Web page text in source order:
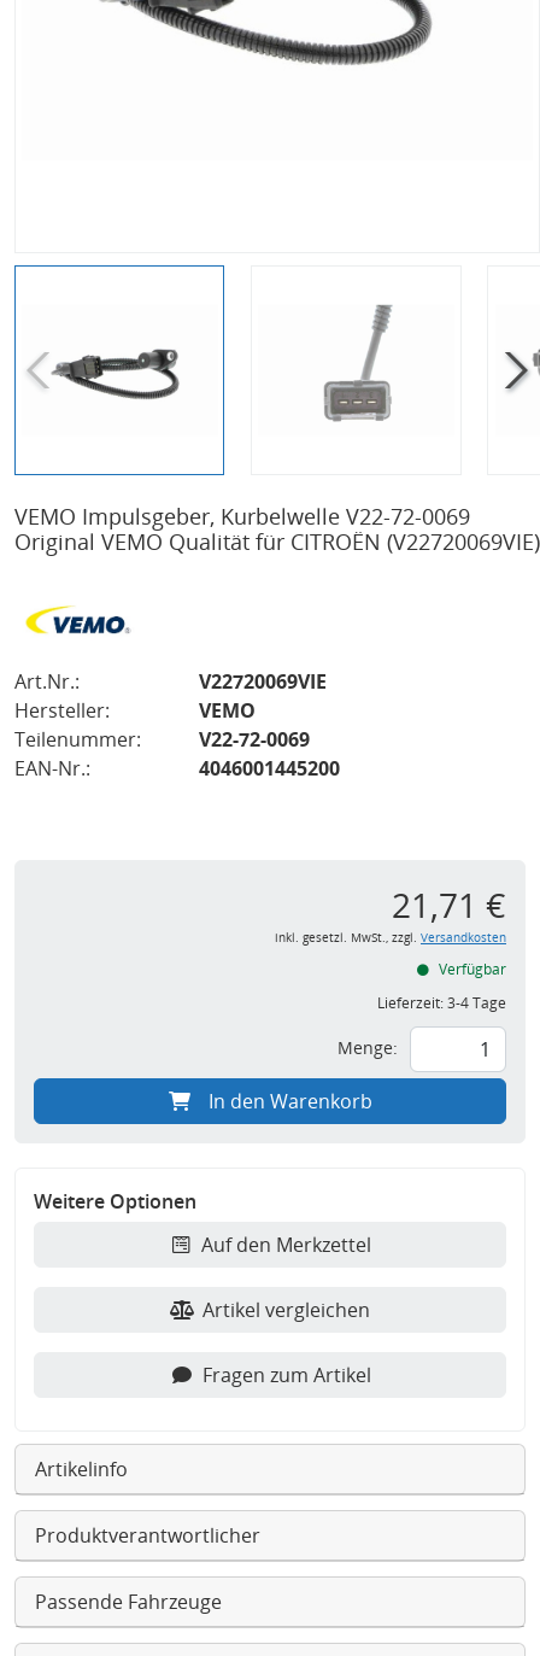
VEMO Impulsgeber, Kurbelwelle V22-72-0069
Original VEMO Qualität für CITROËN (V22720069VIE)
Art.Nr.:
V22720069VIE
Hersteller:
VEMO
Teilenummer:
V22-72-0069
EAN-Nr.:
4046001445200
21,71 €
inkl. gesetzl. MwSt., zzgl. Versandkosten
Verfügbar
Lieferzeit:3-4 Tage
Menge:
In den Warenkorb
Weitere Optionen
Auf den Merkzettel
Artikel vergleichen
Fragen zum Artikel
Artikelinfo
Produktverantwortlicher
Passende Fahrzeuge